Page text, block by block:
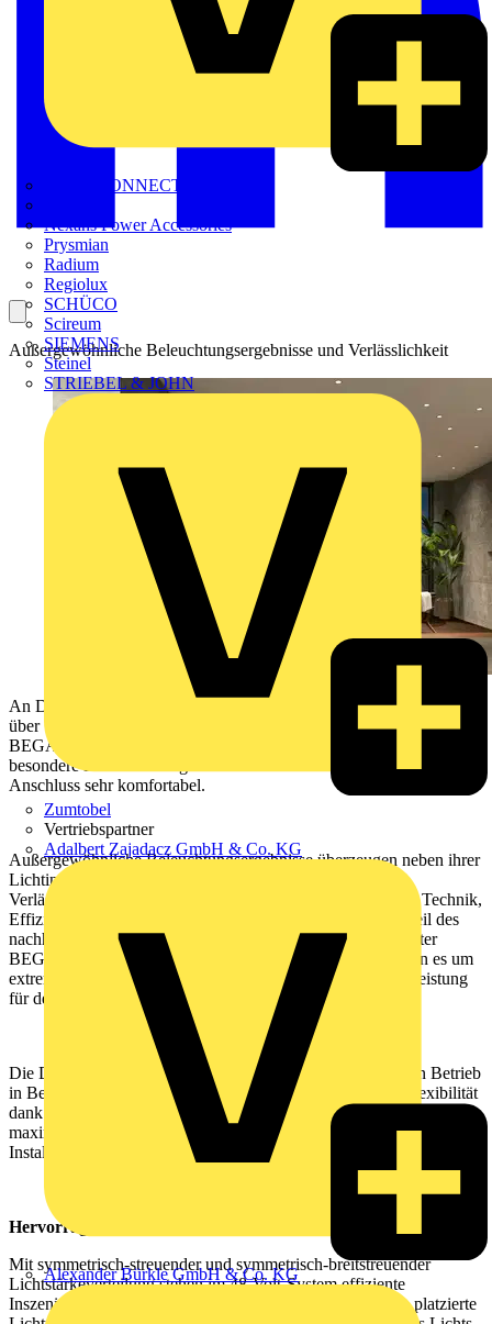
METZ CONNECT
Nexans Power Accessories
Prysmian
Radium
Regiolux
SCHÜCO
Scireum
SIEMENS
Steinel
STRIEBEL & JOHN
Zumtobel
Vertriebspartner
Adalbert Zajadacz GmbH & Co. KG
Alexander Bürkle GmbH & Co. KG
Außergewöhnliche Beleuchtungsergebnisse und Verlässlichkeit
An Dachüberständen und Kragplatten, für Beleuchtungssituationen
über Terrassen oder Hauseingängen: Die extrem kompakten neuen
BEGA Deckeneinbau- und Deckenaufbauleuchten erzeugen
besondere Lichtstimmungen – und sind auch im elektrischen
Anschluss sehr komfortabel.
Außergewöhnliche Beleuchtungsergebnisse überzeugen neben ihrer
Lichtinszenierung durch weitere Parameter besonderer
Verlässlichkeit: Langlebigkeit der Leuchten, herausragende Technik,
Effizienz, Wirtschaftlichkeit. Diese Punkte sind seit jeher Teil des
nachhaltigen BEGA Leistungspakets. Die Baureihen kleinster
BEGA Deckeneinbau- und Deckenaufbauleuchten ergänzen es um
extrem kompakte Baumaße mit einer überzeugenden Lichtleistung
für den Außen- und Innenbereich.
Die Deckenspots sind die ideale Lösung für den gefahrlosen Betrieb
in Bereichen, die Niedervolt-Systemen vorbehalten sind. Flexibilität
dank unterschiedlicher Größen und Lichtstärkeverteilungen sowie
maximaler Einbaukomfort komplettieren das Angebot für
Installateure und Lichtplaner.
Hervorragende Entblendung des Lichts
Mit symmetrisch-streuender und symmetrisch-breitstreuender
Lichtstärkeverteilung stehen im 48-Volt-System effiziente
Inszenierungsoptionen zur Verfügung. Tief in der Leuchte platzierte